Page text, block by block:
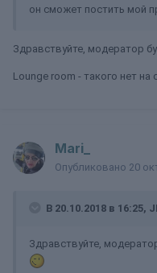
он сможет постить мой
Здравствуйте, модератор
Lounge room - такого нет на
Mari_
Опубликовано 20
В 20.10.2018 в 16:25,
Здравствуйте,